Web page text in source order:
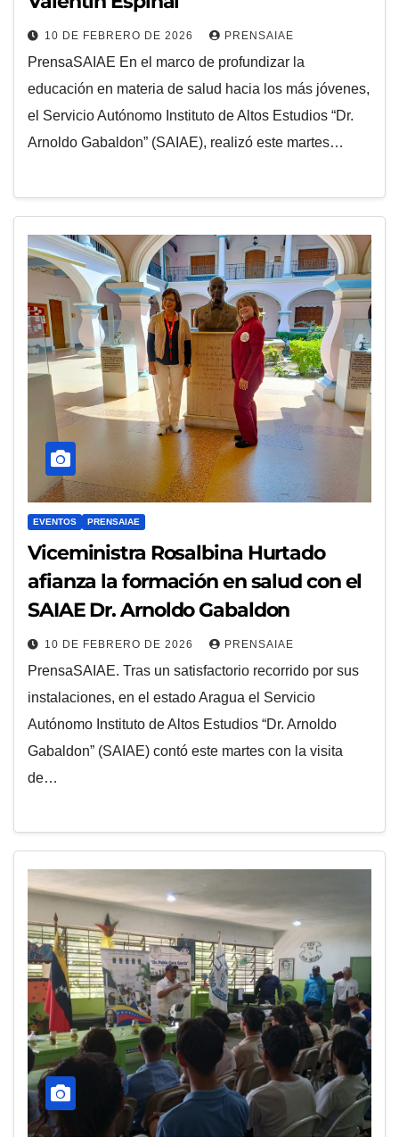
10 DE FEBRERO DE 2026 PRENSAIAE
PrensaSAIAE En el marco de profundizar la
educación en materia de salud hacia los más jóvenes,
el Servicio Autónomo Instituto de Altos Estudios “Dr.
Arnoldo Gabaldon” (SAIAE), realizó este martes…
EVENTOS PRENSAIAE
Viceministra Rosalbina Hurtado
afianza la formación en salud con el
SAIAE Dr. Arnoldo Gabaldon
10 DE FEBRERO DE 2026 PRENSAIAE
PrensaSAIAE. Tras un satisfactorio recorrido por sus
instalaciones, en el estado Aragua el Servicio
Autónomo Instituto de Altos Estudios “Dr. Arnoldo
Gabaldon” (SAIAE) contó este martes con la visita
de…